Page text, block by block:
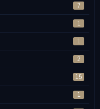
7
1
1
2
15
1